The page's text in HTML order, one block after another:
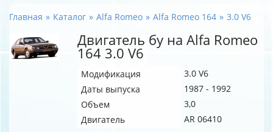
Главная Каталог Alfa Romeo Alfa Romeo 164 3.0 V6
Двигатель бу на Alfa Romeo
164 3.0 V6
Модификация
3.0 V6
Даты выпуска
1987 - 1992
Объем
3,0
Двигатель
AR 06410